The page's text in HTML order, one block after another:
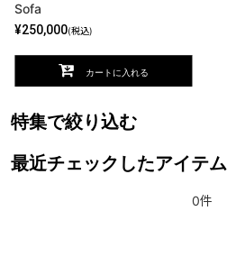
Sofa
¥250,000(税込)
カートに入れる
特集で絞り込む
50000円未満
最近チェックしたアイテム
0件